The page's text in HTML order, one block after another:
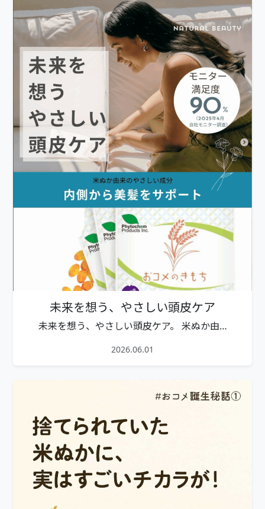
未来を想う、やさしい頭皮ケア
未来を想う、やさしい頭皮ケア。 米ぬか由…
2026.06.01